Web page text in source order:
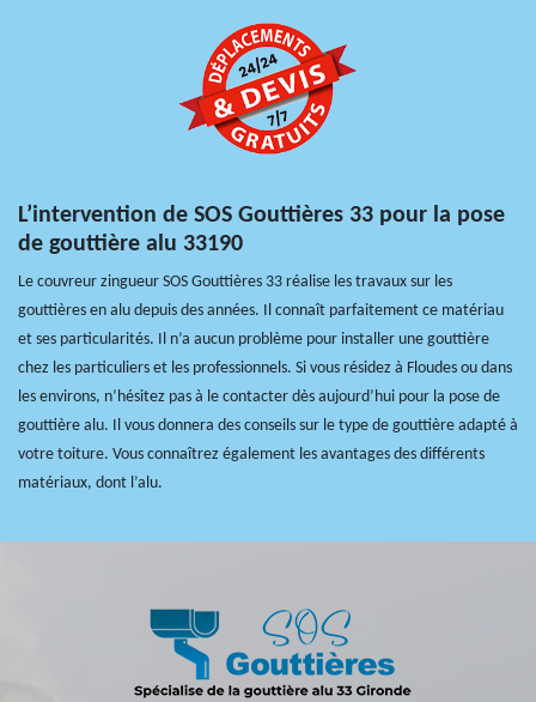
L’intervention de SOS Gouttières 33 pour la pose
de gouttière alu 33190
Le couvreur zingueur SOS Gouttières 33 réalise les travaux sur les
gouttières en alu depuis des années. Il connaît parfaitement ce matériau
et ses particularités. Il n’a aucun problème pour installer une gouttière
chez les particuliers et les professionnels. Si vous résidez à Floudes ou dans
les environs, n’hésitez pas à le contacter dès aujourd’hui pour la pose de
gouttière alu. Il vous donnera des conseils sur le type de gouttière adapté à
votre toiture. Vous connaîtrez également les avantages des différents
matériaux, dont l’alu.